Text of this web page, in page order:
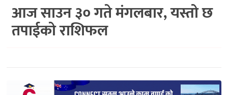
अन्तर्वार्ता
समाज
भिडियो
आज साउन ३० गते मंगलबार, यस्तो छ
तपाईको राशिफल